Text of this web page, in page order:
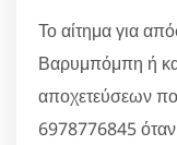
Το αίτημα για
Βαρυμπόμπη ή
αποχετεύσεων
6978776845